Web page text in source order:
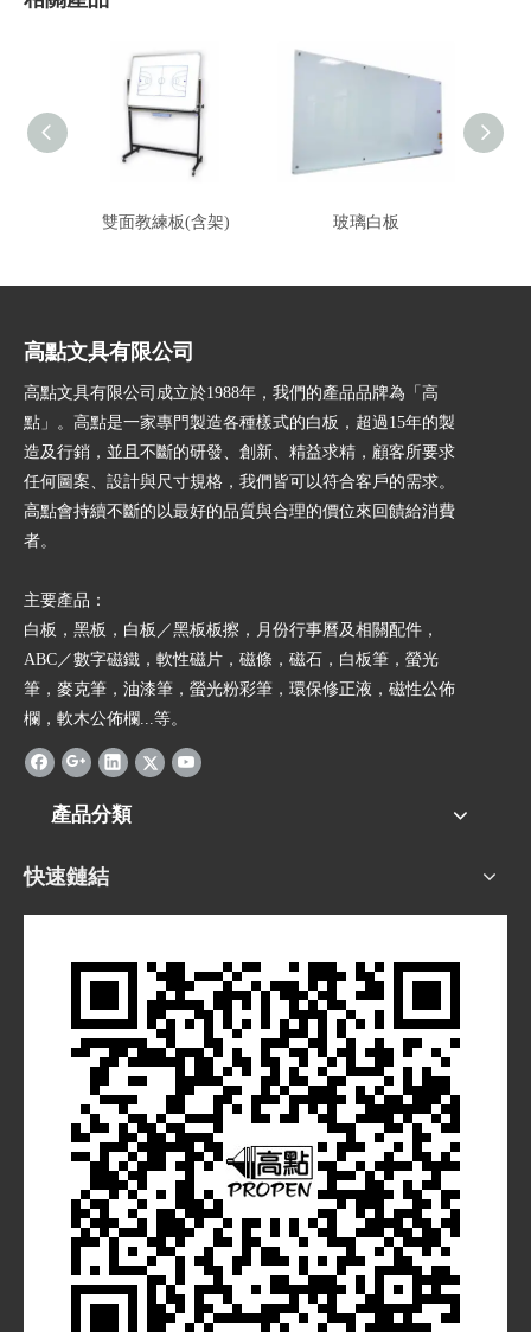
雙面教練板(含架) 玻璃白板
高點文具有限公司
高點文具有限公司成立於1988年，我們的產品品牌為「高
點」。高點是一家專門製造各種樣式的白板，超過15年的製
造及行銷，並且不斷的研發、創新、精益求精，顧客所要求
任何圖案、設計與尺寸規格，我們皆可以符合客戶的需求。
高點會持續不斷的以最好的品質與合理的價位來回饋給消費
者。
主要產品：
白板，黑板，白板／黑板板擦，月份行事曆及相關配件，
ABC／數字磁鐵，軟性磁片，磁條，磁石，白板筆，螢光
筆，麥克筆，油漆筆，螢光粉彩筆，環保修正液，磁性公佈
欄，軟木公佈欄...等。
產品分類
快速鏈結